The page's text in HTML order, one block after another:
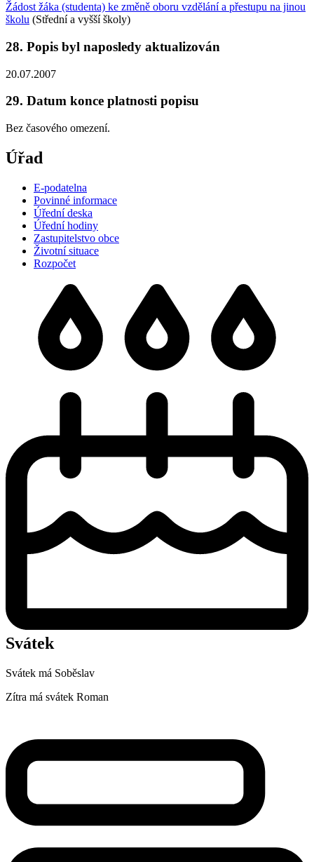
Žádost žáka (studenta) ke změně oboru vzdělání a přestupu na jinou
školu (Střední a vyšší školy)
28. Popis byl naposledy aktualizován
20.07.2007
29. Datum konce platnosti popisu
Bez časového omezení.
Úřad
E-podatelna
Povinné informace
Úřední deska
Úřední hodiny
Zastupitelstvo obce
Životní situace
Rozpočet
Svátek
Svátek má Soběslav
Zítra má svátek Roman